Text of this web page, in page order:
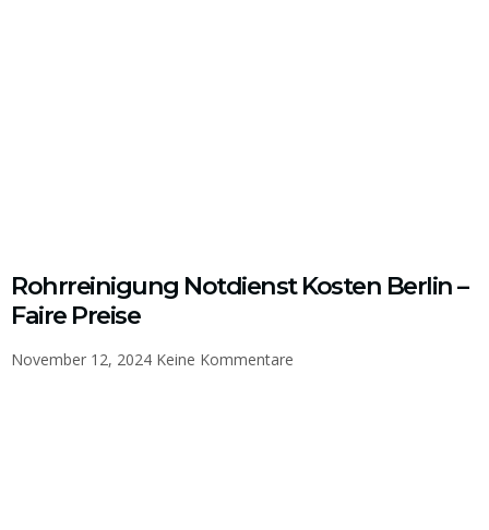
Rohrreinigung Notdienst Kosten Berlin –
Faire Preise
November 12, 2024 Keine Kommentare